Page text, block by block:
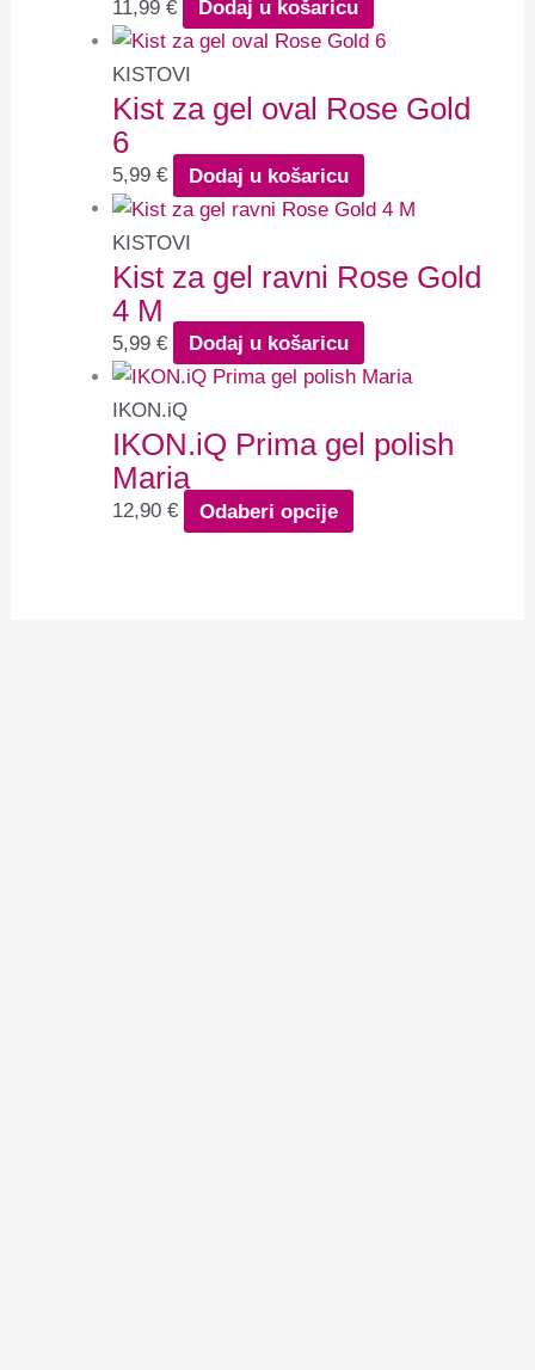
11,99€ Dodaj u košaricu
KISTOVI
Kist za gel oval Rose Gold
6
5,99€ Dodaj u košaricu
KISTOVI
Kist za gel ravni Rose Gold
4 M
5,99€ Dodaj u košaricu
IKON.iQ
IKON.iQ Prima gel polish
Maria
12,90€ Odaberi opcije